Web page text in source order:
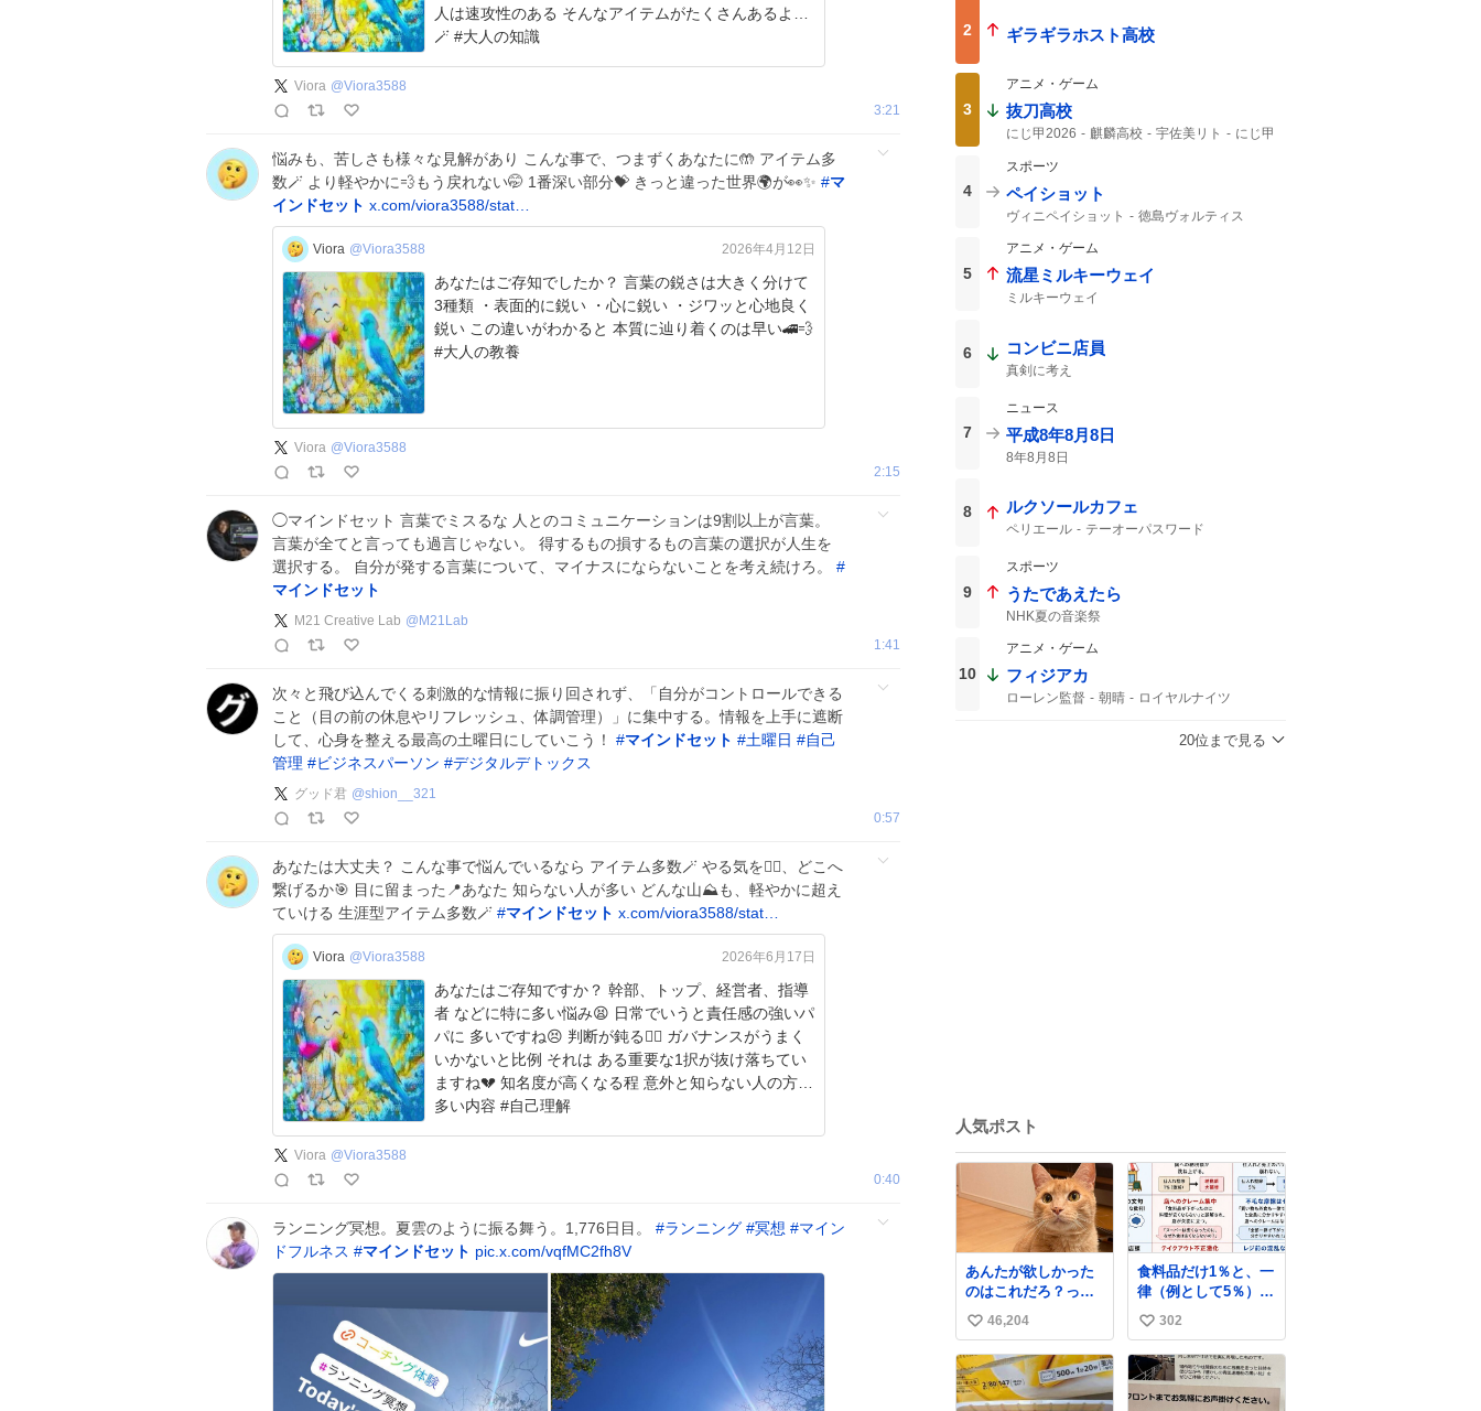
人は速攻性のある そんなアイテムがたくさんあるよ😉
🪄 #大人の知識
Viora @Viora3588
3:21
悩みも、苦しさも様々な見解があり こんな事で、つまずくあなたに🤲 アイテム多
数🪄 より軽やかに💨もう戻れない🤭 1番深い部分💝 きっと違った世界🌍が👀✨ #マ
インドセット x.com/viora3588/stat…
Viora @Viora3588 2026年4月12日
あなたはご存知でしたか？ 言葉の鋭さは大きく分けて
3種類 ・表面的に鋭い ・心に鋭い ・ジワッと心地良く
鋭い この違いがわかると 本質に辿り着くのは早い🚄💨
#大人の教養
Viora @Viora3588
2:15
◯マインドセット 言葉でミスるな 人とのコミュニケーションは9割以上が言葉。
言葉が全てと言っても過言じゃない。 得するもの損するもの言葉の選択が人生を
選択する。 自分が発する言葉について、マイナスにならないことを考え続けろ。 #
マインドセット
M21 Creative Lab @ M21Lab
1:41
次々と飛び込んでくる刺激的な情報に振り回されず、「自分がコントロールできる
こと（目の前の休息やリフレッシュ、体調管理）」に集中する。情報を上手に遮断
して、心身を整える最高の土曜日にしていこう！ #マインドセット #土曜日 #自己
管理 #ビジネスパーソン #デジタルデトックス
グッド君 @shion__321
0:57
あなたは大丈夫？ こんな事で悩んでいるなら アイテム多数🪄 やる気を❤️‍🔥、どこへ
繋げるか🎯 目に留まった📍あなた 知らない人が多い どんな山⛰️も、軽やかに超え
ていける 生涯型アイテム多数🪄 #マインドセット x.com/viora3588/stat…
Viora @Viora3588 2026年6月17日
あなたはご存知ですか？ 幹部、トップ、経営者、指導
者 などに特に多い悩み😫 日常でいうと責任感の強いパ
パに 多いですね😣 判断が鈍る😮‍💨 ガバナンスがうまく
いかないと比例 それは ある重要な1択が抜け落ちてい
ますね💔 知名度が高くなる程 意外と知らない人の方が
多い内容 #自己理解
Viora @Viora3588
0:40
ランニング冥想。夏雲のように振る舞う。1,776日目。 #ランニング #冥想 #マイン
ドフルネス #マインドセット pic.x.com/vqfMC2fh8V
2 ギラギラホスト高校
3
アニメ・ゲーム
抜刀高校
にじ甲2026 麒麟高校 宇佐美リト
にじ甲
4
スポーツ
ペイショット
ヴィニペイショット
徳島ヴォルティス
ヴォルティス
コンサドーレ札幌
コンサ
シュート
5
アニメ・ゲーム
流星ミルキーウェイ
ミルキーウェイ
6 コンビニ店員
真剣に考え
7
ニュース
平成8年8月8日
8年8月8日
8 ルクソールカフェ
ペリエール
テーオーパスワード
オメガギネス
札幌11
エルムS
9
スポーツ
うたであえたら
NHK夏の音楽祭
10
アニメ・ゲーム
フィジアカ
ローレン監督 朝晴 ロイヤルナイツ
20位まで見る
人気ポスト
あんたが欲しかった
のはこれだろ？って
言って押してくれた
手形がコチラ
い
い
ね
数
46,204
食料品だけ1％と、一
律（例として5％）の
比較表を作ってみま
した。 参考になるか
と思います。
い
い
ね
数
302